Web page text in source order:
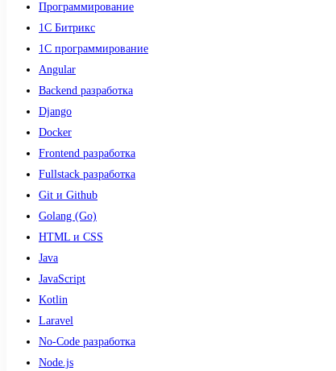
Программирование
1С Битрикс
1С программирование
Angular
Backend разработка
Django
Docker
Frontend разработка
Fullstack разработка
Git и Github
Golang (Go)
HTML и CSS
Java
JavaScript
Kotlin
Laravel
No-Code разработка
Node.js